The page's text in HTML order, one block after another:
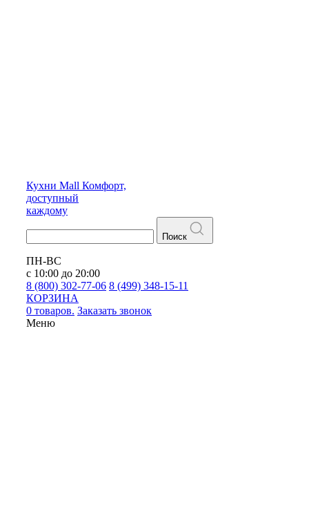
Кухни Mall Комфорт,
доступный
каждому
Поиск
ПН-ВС
с 10:00 до 20:00
8 (800) 302-77-06 8 (499) 348-15-11
КОРЗИНА
0 товаров. Заказать звонок
Меню